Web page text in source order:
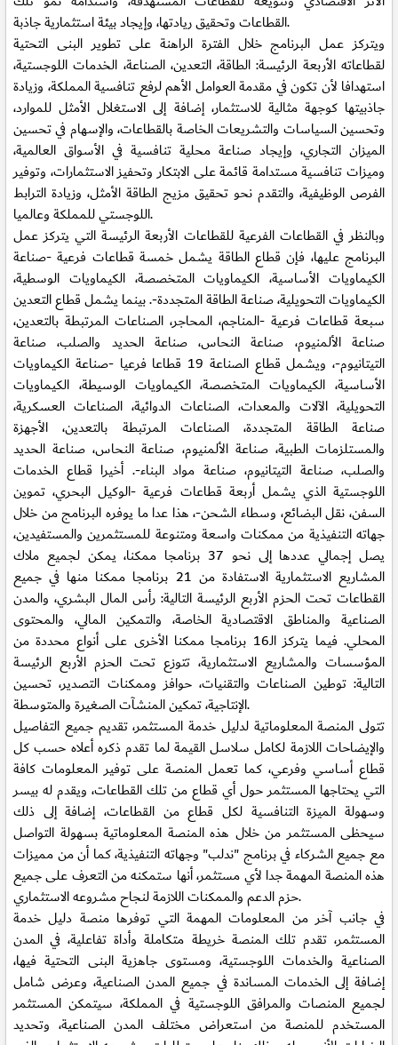
القطاعات وتحقيق ريادتها، وإيجاد بيئة استثمارية جاذبة.
ويتركز عمل البرنامج خلال الفترة الراهنة على تطوير البنى التحتية
لقطاعاته الأربعة الرئيسة: الطاقة، التعدين، الصناعة، الخدمات اللوجستية،
استهدافا لأن تكون في مقدمة العوامل الأهم لرفع تنافسية المملكة، وزيادة
جاذبيتها كوجهة مثالية للاستثمار، إضافة إلى الاستغلال الأمثل للموارد،
وتحسين السياسات والتشريعات الخاصة بالقطاعات، والإسهام في تحسين
الميزان التجاري، وإيجاد صناعة محلية تنافسية في الأسواق العالمية،
وميزات تنافسية مستدامة قائمة على الابتكار وتحفيز الاستثمارات، وتوفير
الفرص الوظيفية، والتقدم نحو تحقيق مزيج الطاقة الأمثل، وزيادة الترابط
اللوجستي للمملكة وعالميا.
وبالنظر في القطاعات الفرعية للقطاعات الأربعة الرئيسة التي يتركز عمل
البرنامج عليها، فإن قطاع الطاقة يشمل خمسة قطاعات فرعية -صناعة
الكيماويات الأساسية، الكيماويات المتخصصة، الكيماويات الوسطية،
الكيماويات التحويلية، صناعة الطاقة المتجددة-. بينما يشمل قطاع التعدين
سبعة قطاعات فرعية -المناجم، المحاجر، الصناعات المرتبطة بالتعدين،
صناعة الألمنيوم، صناعة النحاس، صناعة الحديد والصلب، صناعة
التيتانيوم-، ويشمل قطاع الصناعة 19 قطاعا فرعيا -صناعة الكيماويات
الأساسية، الكيماويات المتخصصة، الكيماويات الوسيطة، الكيماويات
التحويلية، الآلات والمعدات، الصناعات الدوائية، الصناعات العسكرية،
صناعة الطاقة المتجددة، الصناعات المرتبطة بالتعدين، الأجهزة
والمستلزمات الطبية، صناعة الألمنيوم، صناعة النحاس، صناعة الحديد
والصلب، صناعة التيتانيوم، صناعة مواد البناء-. أخيرا قطاع الخدمات
اللوجستية الذي يشمل أربعة قطاعات فرعية -الوكيل البحري، تموين
السفن، نقل البضائع، وسطاء الشحن-، هذا عدا ما يوفره البرنامج من خلال
جهاته التنفيذية من ممكنات واسعة ومتنوعة للمستثمرين والمستفيدين،
يصل إجمالي عددها إلى نحو 37 برنامجا ممكنا، يمكن لجميع ملاك
المشاريع الاستثمارية الاستفادة من 21 برنامجا ممكنا منها في جميع
القطاعات تحت الحزم الأربع الرئيسة التالية: رأس المال البشري، والمدن
الصناعية والمناطق الاقتصادية الخاصة، والتمكين المالي، والمحتوى
المحلي. فيما يتركز الـ16 برنامجا ممكنا الأخرى على أنواع محددة من
المؤسسات والمشاريع الاستثمارية، تتوزع تحت الحزم الأربع الرئيسة
التالية: توطين الصناعات والتقنيات، حوافز وممكنات التصدير، تحسين
الإنتاجية، تمكين المنشآت الصغيرة والمتوسطة.
تتولى المنصة المعلوماتية لدليل خدمة المستثمر، تقديم جميع التفاصيل
والإيضاحات اللازمة لكامل سلاسل القيمة لما تقدم ذكره أعلاه حسب كل
قطاع أساسي وفرعي، كما تعمل المنصة على توفير المعلومات كافة
التي يحتاجها المستثمر حول أي قطاع من تلك القطاعات، ويقدم له بيسر
وسهولة الميزة التنافسية لكل قطاع من القطاعات، إضافة إلى ذلك
سيحظى المستثمر من خلال هذه المنصة المعلوماتية بسهولة التواصل
مع جميع الشركاء في برنامج "ندلب" وجهاته التنفيذية، كما أن من مميزات
هذه المنصة المهمة جدا لأي مستثمر، أنها ستمكنه من التعرف على جميع
حزم الدعم والممكنات اللازمة لنجاح مشروعه الاستثماري.
في جانب آخر من المعلومات المهمة التي توفرها منصة دليل خدمة
المستثمر، تقدم تلك المنصة خريطة متكاملة وأداة تفاعلية، في المدن
الصناعية والخدمات اللوجستية، ومستوى جاهزية البنى التحتية فيها،
إضافة إلى الخدمات المساندة في جميع المدن الصناعية، وعرض شامل
لجميع المنصات والمرافق اللوجستية في المملكة، سيتمكن المستثمر
المستخدم للمنصة من استعراض مختلف المدن الصناعية، وتحديد